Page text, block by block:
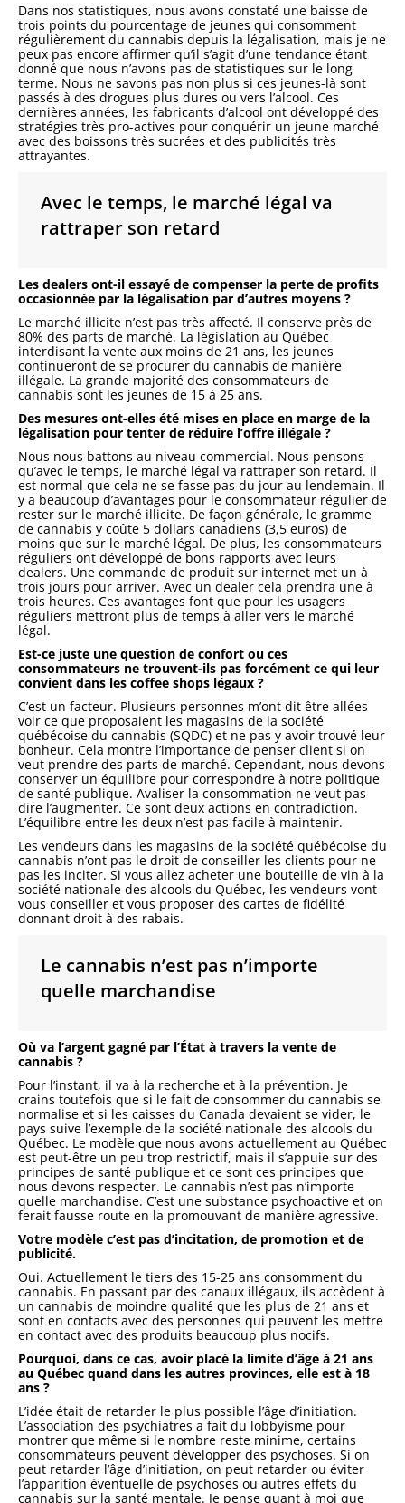
Dans nos statistiques, nous avons constaté une baisse de
trois points du pourcentage de jeunes qui consomment
régulièrement du cannabis depuis la légalisation, mais je ne
peux pas encore affirmer qu’il s’agit d’une tendance étant
donné que nous n’avons pas de statistiques sur le long
terme. Nous ne savons pas non plus si ces jeunes-là sont
passés à des drogues plus dures ou vers l’alcool. Ces
dernières années, les fabricants d’alcool ont développé des
stratégies très pro-actives pour conquérir un jeune marché
avec des boissons très sucrées et des publicités très
attrayantes.
Avec le temps, le marché légal va
rattraper son retard
Les dealers ont-il essayé de compenser la perte de profits
occasionnée par la légalisation par d’autres moyens ?
Le marché illicite n’est pas très affecté. Il conserve près de
80% des parts de marché. La législation au Québec
interdisant la vente aux moins de 21 ans, les jeunes
continueront de se procurer du cannabis de manière
illégale. La grande majorité des consommateurs de
cannabis sont les jeunes de 15 à 25 ans.
Des mesures ont-elles été mises en place en marge de la
légalisation pour tenter de réduire l’offre illégale ?
Nous nous battons au niveau commercial. Nous pensons
qu’avec le temps, le marché légal va rattraper son retard. Il
est normal que cela ne se fasse pas du jour au lendemain. Il
y a beaucoup d’avantages pour le consommateur régulier de
rester sur le marché illicite. De façon générale, le gramme
de cannabis y coûte 5 dollars canadiens (3,5 euros) de
moins que sur le marché légal. De plus, les consommateurs
réguliers ont développé de bons rapports avec leurs
dealers. Une commande de produit sur internet met un à
trois jours pour arriver. Avec un dealer cela prendra une à
trois heures. Ces avantages font que pour les usagers
réguliers mettront plus de temps à aller vers le marché
légal.
Est-ce juste une question de confort ou ces
consommateurs ne trouvent-ils pas forcément ce qui leur
convient dans les coffee shops légaux ?
C’est un facteur. Plusieurs personnes m’ont dit être allées
voir ce que proposaient les magasins de la société
québécoise du cannabis (SQDC) et ne pas y avoir trouvé leur
bonheur. Cela montre l’importance de penser client si on
veut prendre des parts de marché. Cependant, nous devons
conserver un équilibre pour correspondre à notre politique
de santé publique. Avaliser la consommation ne veut pas
dire l’augmenter. Ce sont deux actions en contradiction.
L’équilibre entre les deux n’est pas facile à maintenir.
Les vendeurs dans les magasins de la société québécoise du
cannabis n’ont pas le droit de conseiller les clients pour ne
pas les inciter. Si vous allez acheter une bouteille de vin à la
société nationale des alcools du Québec, les vendeurs vont
vous conseiller et vous proposer des cartes de fidélité
donnant droit à des rabais.
Le cannabis n’est pas n’importe
quelle marchandise
Où va l’argent gagné par l’État à travers la vente de
cannabis ?
Pour l’instant, il va à la recherche et à la prévention. Je
crains toutefois que si le fait de consommer du cannabis se
normalise et si les caisses du Canada devaient se vider, le
pays suive l’exemple de la société nationale des alcools du
Québec. Le modèle que nous avons actuellement au Québec
est peut-être un peu trop restrictif, mais il s’appuie sur des
principes de santé publique et ce sont ces principes que
nous devons respecter. Le cannabis n’est pas n’importe
quelle marchandise. C’est une substance psychoactive et on
ferait fausse route en la promouvant de manière agressive.
Votre modèle c’est pas d’incitation, de promotion et de
publicité.
Oui. Actuellement le tiers des 15-25 ans consomment du
cannabis. En passant par des canaux illégaux, ils accèdent à
un cannabis de moindre qualité que les plus de 21 ans et
sont en contacts avec des personnes qui peuvent les mettre
en contact avec des produits beaucoup plus nocifs.
Pourquoi, dans ce cas, avoir placé la limite d’âge à 21 ans
au Québec quand dans les autres provinces, elle est à 18
ans ?
L’idée était de retarder le plus possible l’âge d’initiation.
L’association des psychiatres a fait du lobbyisme pour
montrer que même si le nombre reste minime, certains
consommateurs peuvent développer des psychoses. Si on
peut retarder l’âge d’initiation, on peut retarder ou éviter
l’apparition éventuelle de psychoses ou autres effets du
cannabis sur la santé mentale. Je pense quant à moi que